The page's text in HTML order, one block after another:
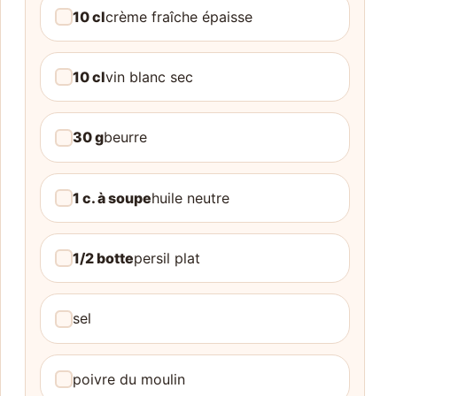
10 clcrème fraîche épaisse
10 clvin blanc sec
30 gbeurre
1 c. à soupehuile neutre
1/2 bottepersil plat
sel
poivre du moulin